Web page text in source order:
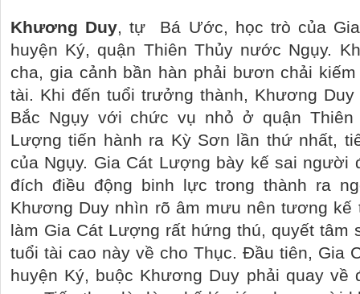
Khương Duy, tự
Bá Ước, học trò của
huyện Ký, quận Thiên Thủy nước Ngụy.
cha, gia cảnh bần hàn phải bươn chải
tài. Khi đến tuổi trưởng thành, Khương
Bắc Ngụy với chức vụ nhỏ ở quận Thiên
Lượng tiến hành ra Kỳ Sơn lần thứ nhất,
của Ngụy. Gia Cát Lượng bày kế sai người
đích điều động binh lực trong thành ra
Khương Duy nhìn rõ âm mưu nên tương
làm Gia Cát Lượng rất hứng thú, quyết tâm
tuổi tài cao này về cho Thục. Đầu tiên, Gia
huyện Ký, buộc Khương Duy phải quay về